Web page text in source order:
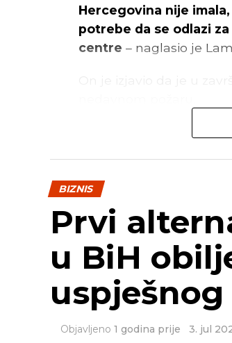
Hercegovina nije
potrebe da se odlazi
centre – naglasio je
–Očekujem da će se u
na Odjeljenje
BIZNIS
Prvi
u BiH
Objavljeno 1 godina prije 3. jul